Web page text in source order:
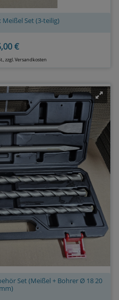
Meißel Set (3-teilig)
€
zzgl.Versandkosten
Set (Meißel + Bohrer Ø 18 20